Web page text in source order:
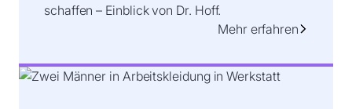
schaffen – Einblick von Dr. Hoff.
Mehr erfahren